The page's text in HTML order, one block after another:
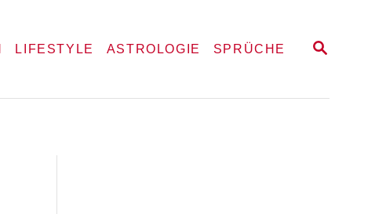
S
R
LIFESTYLE ASTROLOGIE SPRÜCHE